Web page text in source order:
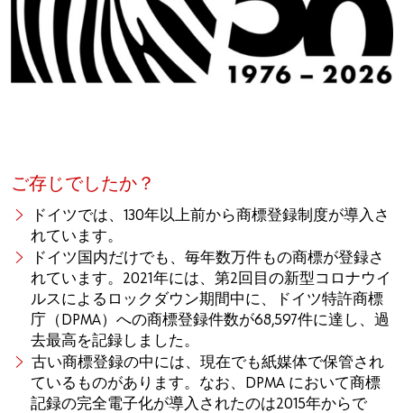
ご存じでしたか？
ドイツでは、130年以上前から商標登録制度が導入さ
れています。
ドイツ国内だけでも、毎年数万件もの商標が登録さ
れています。2021年には、第2回目の新型コロナウイ
ルスによるロックダウン期間中に、ドイツ特許商標
庁（DPMA）への商標登録件数が68,597件に達し、過
去最高を記録しました。
古い商標登録の中には、現在でも紙媒体で保管され
ているものがあります。なお、DPMA において商標
記録の完全電子化が導入されたのは2015年からで